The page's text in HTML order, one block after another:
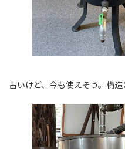
古いけど、今も使えそう。構造